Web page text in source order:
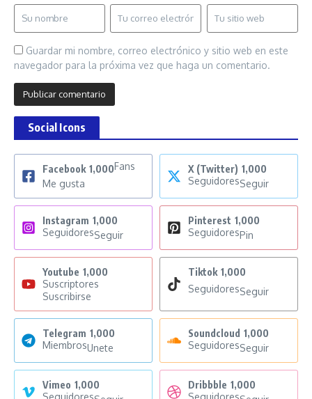
Guardar mi nombre, correo electrónico y sitio web en este
navegador para la próxima vez que haga un comentario.
Social Icons
Facebook 1,000Fans
Me gusta
X (Twitter) 1,000
SeguidoresSeguir
Instagram 1,000
SeguidoresSeguir
Pinterest 1,000
SeguidoresPin
Youtube 1,000
Suscriptores
Suscribirse
Tiktok 1,000
SeguidoresSeguir
Telegram 1,000
MiembrosUnete
Soundcloud 1,000
SeguidoresSeguir
Vimeo 1,000
Seguidores
Dribbble 1,000
Seguidores